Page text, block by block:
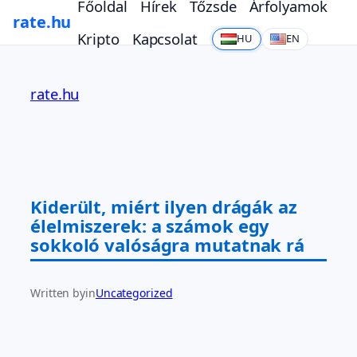
rate.hu
Főoldal Hírek Tőzsde
Árfolyamok
Kripto
Kapcsolat HU EN
tartalomhoz
rate.hu
Kiderült, miért ilyen drágák az
élelmiszerek: a számok egy
sokkoló valóságra mutatnak rá
Written byinUncategorized